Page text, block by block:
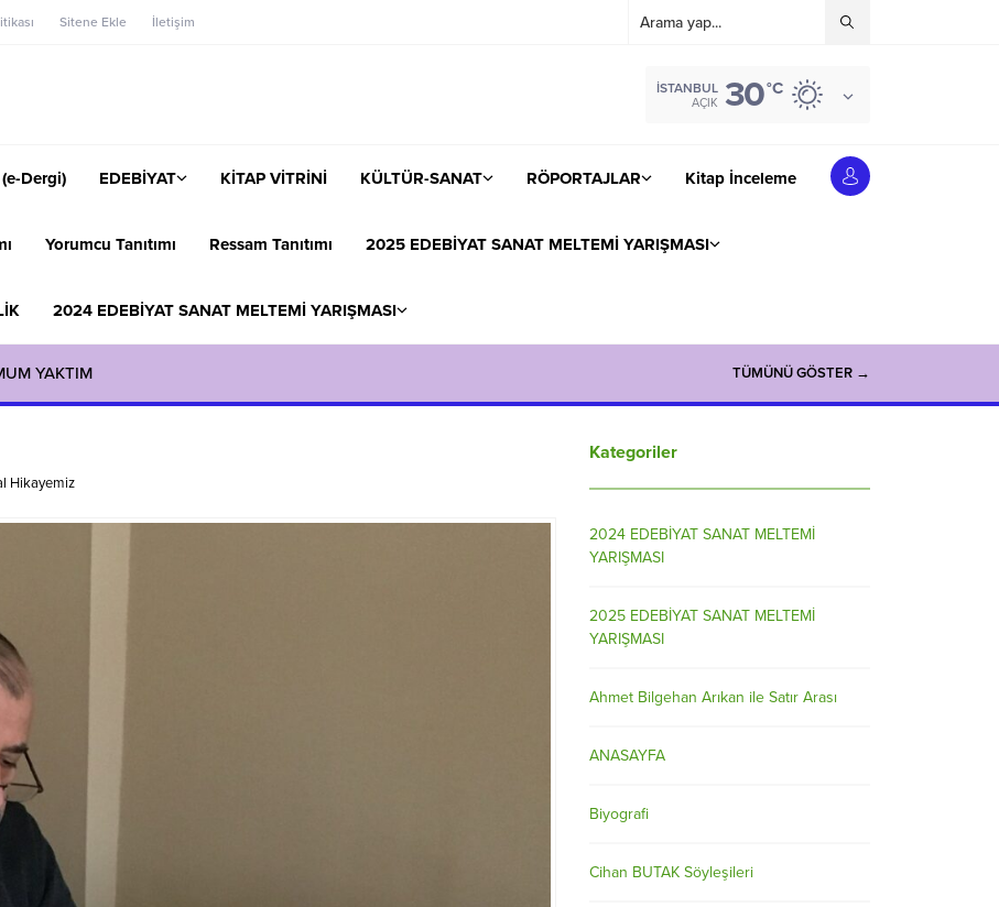
Sitene Ekle İletişim
İSTANBUL
AÇIK 30°C
Dergi) EDEBİYAT KİTAP VİTRİNİ KÜLTÜR-SANAT RÖPORTAJLAR Kitap İnceleme
Yorumcu Tanıtımı Ressam Tanıtımı 2025 EDEBİYAT SANAT MELTEMİ YARIŞMASI
2024 EDEBİYAT SANAT MELTEMİ YARIŞMASI
YAKTIM TÜMÜNÜ GÖSTER →
Hikayemiz
Kategoriler
2024 EDEBİYAT SANAT MELTEMİ
YARIŞMASI
2025 EDEBİYAT SANAT MELTEMİ
YARIŞMASI
Ahmet Bilgehan Arıkan ile Satır Arası
ANASAYFA
Biyografi
Cihan BUTAK Söyleşileri